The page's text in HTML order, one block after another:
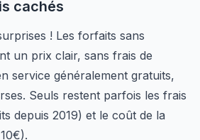
cachés
! Les forfaits sans
un prix clair, sans frais de
service généralement gratuits,
Seuls restent parfois les frais
depuis 2019) et le coût de la